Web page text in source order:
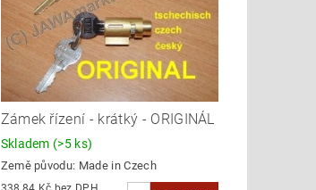
Zámek řízení - krátký - ORIGINÁL
Skladem (>5 ks)
Země původu: Made in Czech